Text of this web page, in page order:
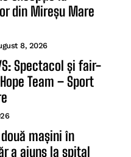
din Mireșu Mare
8, 2026
Spectacol și fair-
Team – Sport
mașini în
a ajuns la spital